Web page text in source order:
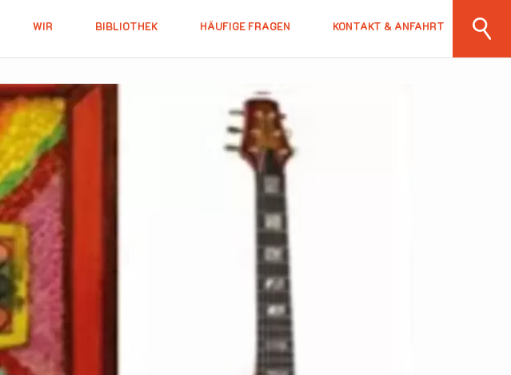
WIR BIBLIOTHEK HÄUFIGE FRAGEN KONTAKT & ANFAHRT